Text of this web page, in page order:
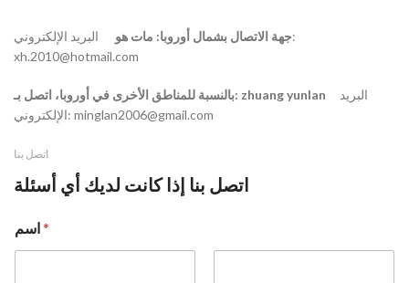
جهة الاتصال بشمال أوروبا: مات هو
البريد الإلكتروني:
xh.2010@hotmail.com
بالنسبة للمناطق الأخرى في أوروبا، اتصل بـ: zhuang yunlan
الإلكتروني: minglan2006@gmail.com
اتصل بنا
اتصل بنا إذا كانت لديك أي أسئلة
*